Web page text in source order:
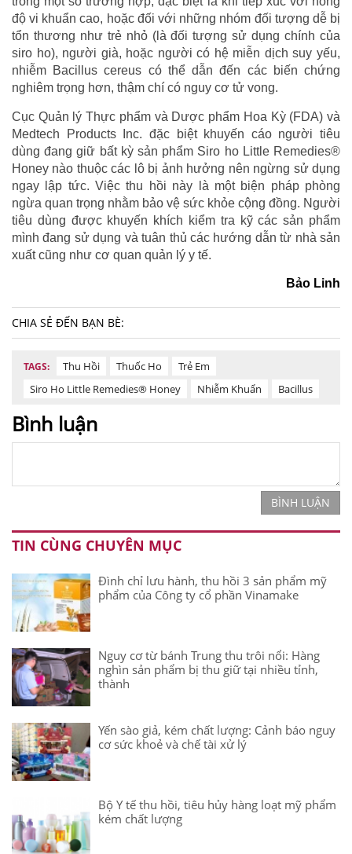
độ vi khuẩn cao, hoặc đối với những nhóm đối tượng dễ bị
tổn thương như trẻ nhỏ (là đối tượng sử dụng chính của
siro ho), người già, hoặc người có hệ miễn dịch suy yếu,
nhiễm Bacillus cereus có thể dẫn đến các biến chứng
nghiêm trọng hơn, thậm chí có nguy cơ tử vong.
Cục Quản lý Thực phẩm và Dược phẩm Hoa Kỳ (FDA) và
Medtech Products Inc. đặc biệt khuyến cáo người tiêu
dùng đang giữ bất kỳ sản phẩm Siro ho Little Remedies®
Honey nào thuộc các lô bị ảnh hưởng nên ngừng sử dụng
ngay lập tức. Việc thu hồi này là một biện pháp phòng
ngừa quan trọng nhằm bảo vệ sức khỏe cộng đồng. Người
tiêu dùng được khuyến khích kiểm tra kỹ các sản phẩm
mình đang sử dụng và tuân thủ các hướng dẫn từ nhà sản
xuất cũng như cơ quan quản lý y tế.
Bảo Linh
CHIA SẺ ĐẾN BẠN BÈ:
TAGS: Thu Hồi Thuốc Ho
Trẻ Em
Siro Ho Little Remedies® Honey
Nhiễm Khuẩn Bacillus
Bình luận
BÌNH LUẬN
TIN CÙNG CHUYÊN MỤC
Đình chỉ lưu hành, thu hồi 3 sản phẩm mỹ
phẩm của Công ty cổ phần Vinamake
Nguy cơ từ bánh Trung thu trôi nổi: Hàng
nghìn sản phẩm bị thu giữ tại nhiều tỉnh,
thành
Yến sào giả, kém chất lượng: Cảnh báo nguy
cơ sức khoẻ và chế tài xử lý
Bộ Y tế thu hồi, tiêu hủy hàng loạt mỹ phẩm
kém chất lượng